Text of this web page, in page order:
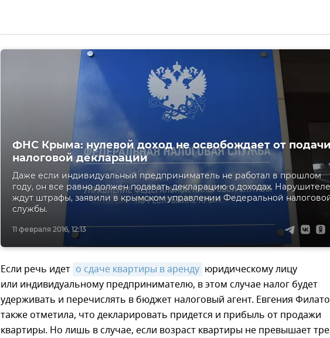
11 февраля 2016, 12:13
ФНС Крыма: нулевой доход не освобождает от подачи
налоговой декларации
Даже если индивидуальный предприниматель не работал в прошлом
году, он все равно должен подавать декларацию о доходах.
ждут штрафы, заявили в крымском управлении Федеральной
службы.
Если речь идет о сдаче квартиры в аренду юридическому лицу
или индивидуальному предпринимателю, в этом случае налог будет
удерживать и перечислять в бюджет налоговый агент. Евгения
также отметила, что декларировать придется и прибыль от продажи
квартиры. Но лишь в случае, если возраст квартиры не превышает